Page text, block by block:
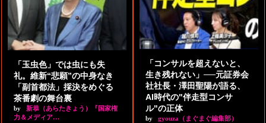
「玉虫色」では虫にも失
礼。維新“悲願”の中身なき
「副首都法」採決をめぐる
茶番劇の舞台裏
by
新恭（あらたきょう）『国家権
力＆メディア…
「コンサルを超えないと、
生き残れない」──元証券会
社社長・澤田聖陽が語る、
AI時代の"伴走型コンサ
ル"の正体
by gyouza（まぐまぐ編集部）